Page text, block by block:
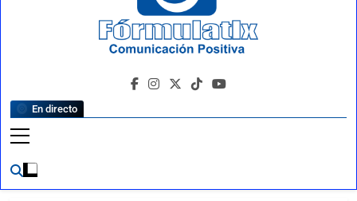
En directo
FormulaTlx
Comunicación Positiva